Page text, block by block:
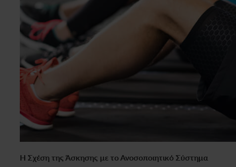
Η Σχέση της Άσκησης με το Ανοσοποιητικό Σύστημα